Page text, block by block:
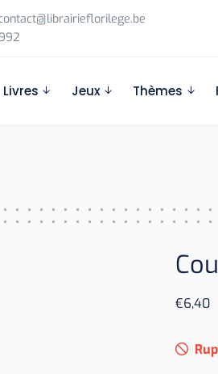
Livres Jeux Thèmes
€6,40